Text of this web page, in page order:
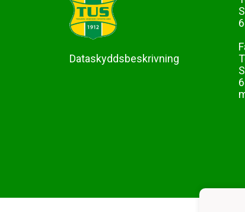
Dataskyddsbeskrivning